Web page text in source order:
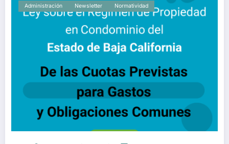
Administración Newsletter Normatividad